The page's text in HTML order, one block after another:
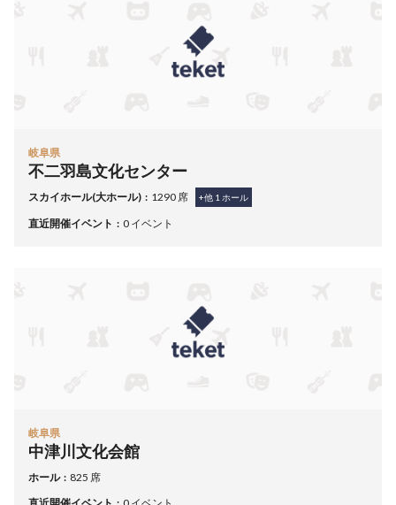
岐阜県
不二羽島文化センター
スカイホール(大ホール) 1290 席 +他 1 ホール
直近開催イベント 0 イベント
岐阜県
中津川文化会館
ホール
825 席